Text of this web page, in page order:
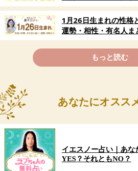
もっと読む
あなたにオスス
イエスノー占い｜あな
YES？それともNO？